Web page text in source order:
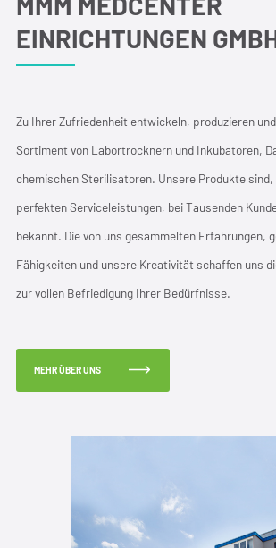
EINRICHTUNGEN
Zu Ihrer Zufriedenheit entwickeln, produzieren
Sortiment von Labortrocknern und Inkubatoren,
chemischen Sterilisatoren. Unsere Produkte
perfekten Serviceleistungen, bei Tausenden
bekannt. Die von uns gesammelten Erfahrungen,
Fähigkeiten und unsere Kreativität schaffen uns
zur vollen Befriedigung Ihrer Bedürfnisse.
MEHR ÜBER UNS